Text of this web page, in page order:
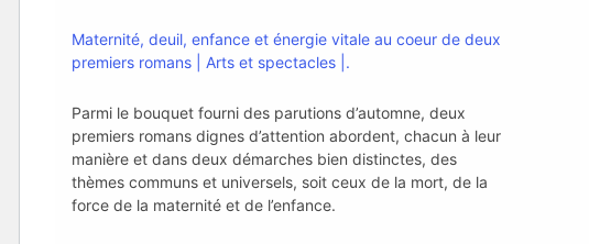
Maternité, deuil, enfance et énergie vitale au coeur de deux
premiers romans | Arts et spectacles |.
Parmi le bouquet fourni des parutions d’automne, deux
premiers romans dignes d’attention abordent, chacun à leur
manière et dans deux démarches bien distinctes, des
thèmes communs et universels, soit ceux de la mort, de la
force de la maternité et de l’enfance.